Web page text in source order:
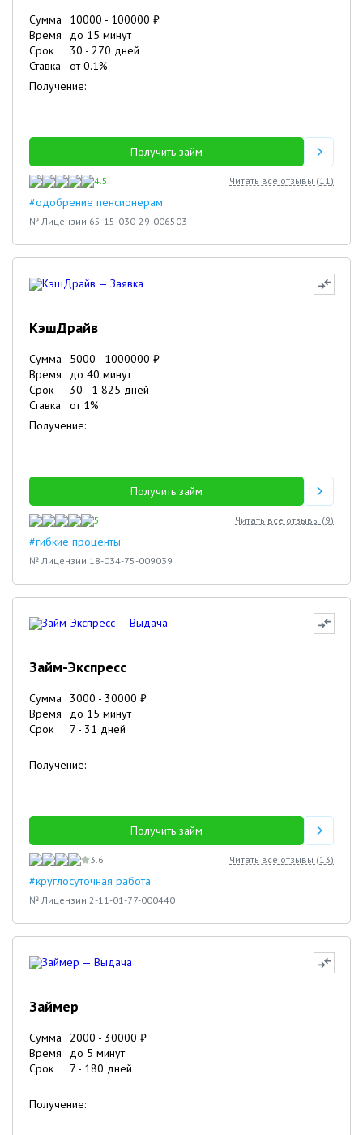
Сумма 10000 - 100000 ₽
Время
до 15 минут
Срок
30 - 270 дней
Ставка
от0.1%
Получение:
Получить займ
4.5 Читать все отзывы (11)
#одобрение пенсионерам
№ Лицензии 65-15-030-29-006503
КэшДрайв
Сумма 5000 - 1000000 ₽
Время
до 40 минут
Срок
30 - 1 825 дней
Ставка
от 1%
Получение:
Получить займ
5 Читать все отзывы (9)
#гибкие проценты
№ Лицензии 18-034-75-009039
Займ-Экспресс
Сумма 3000 - 30000 ₽
Время
до 15 минут
Срок
7 - 31 дней
Получение:
Получить займ
3.6 Читать все отзывы (13)
#круглосуточная работа
№ Лицензии 2-11-01-77-000440
Займер
Сумма 2000 - 30000 ₽
Время
до 5 минут
Срок
7 - 180 дней
Получение: